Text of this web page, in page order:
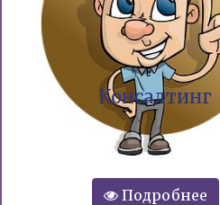
Корпоративное
обучение
Подробнее